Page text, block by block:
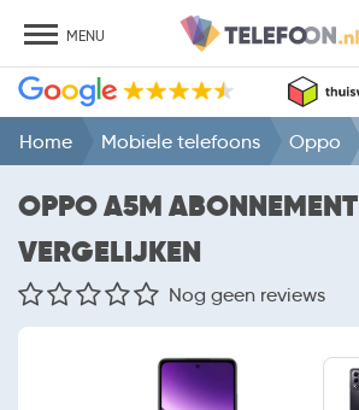
MENU
Home Mobiele telefoons Oppo
OPPO A5M ABONNEMENT
VERGELIJKEN
Nog geen reviews